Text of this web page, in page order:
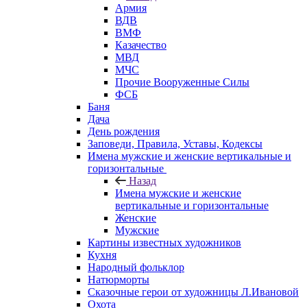
Армия
ВДВ
ВМФ
Казачество
МВД
МЧС
Прочие Вооруженные Силы
ФСБ
Баня
Дача
День рождения
Заповеди, Правила, Уставы, Кодексы
Имена мужские и женские вертикальные и
горизонтальные
Назад
Имена мужские и женские
вертикальные и горизонтальные
Женские
Мужские
Картины известных художников
Кухня
Народный фольклор
Натюрморты
Сказочные герои от художницы Л.Ивановой
Охота